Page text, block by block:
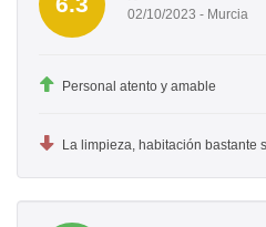
02/10/2023 - Murcia
Personal atento y amable
La limpieza, habitación bastante